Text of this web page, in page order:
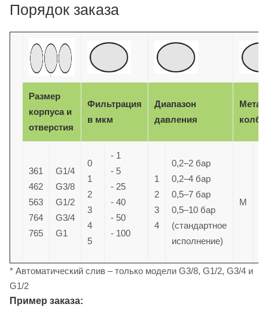
Порядок заказа
Размер
корпуса и
отверстия
Фильтрация
в мкм
Диапазон
давления
колба
361
462
563
764
765
G1/4
G3/8
G1/2
G3/4
G1
0
1
2
3
4
5
- 1
- 5
- 25
- 40
- 50
- 100
1
2
3
4
0,2–2 бар
0,2–4 бар
0,5–7 бар
0,5–10 бар
(стандартное
исполнение)
M
* Автоматический слив – только модели G3/8, G1/2, G3/4 и
G1/2
Пример заказа: